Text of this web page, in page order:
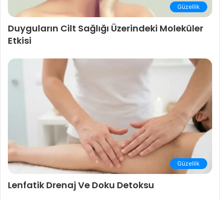
Güzellik
Duyguların Cilt Sağlığı Üzerindeki Moleküler
Etkisi
Güzellik
Lenfatik Drenaj Ve Doku Detoksu